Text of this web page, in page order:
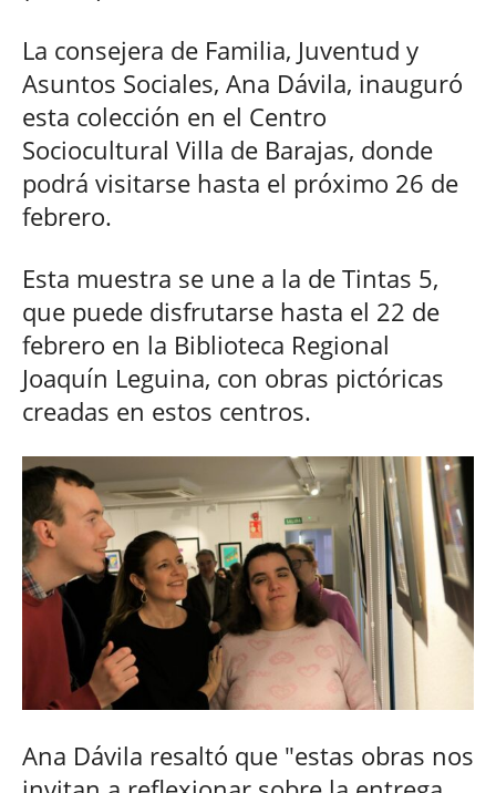
La consejera de Familia, Juventud y
Asuntos Sociales, Ana Dávila, inauguró
esta colección en el Centro
Sociocultural Villa de Barajas, donde
podrá visitarse hasta el próximo 26 de
febrero.
Esta muestra se une a la de Tintas 5,
que puede disfrutarse hasta el 22 de
febrero en la Biblioteca Regional
Joaquín Leguina, con obras pictóricas
creadas en estos centros.
Ana Dávila resaltó que "estas obras nos